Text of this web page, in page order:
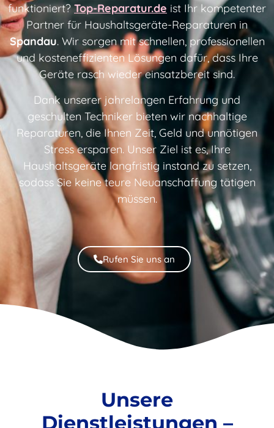
funktioniert?Top-Reparatur.de ist Ihr kompetenter
Partner für Haushaltsgeräte-Reparaturen in
Spandau. Wir sorgen mit schnellen, professionellen
und kosteneffizienten Lösungen dafür, dass Ihre
Geräte rasch wieder einsatzbereit sind.
Dank unserer jahrelangen Erfahrung und
geschulten Techniker bieten wir nachhaltige
Reparaturen, die Ihnen Zeit, Geld und unnötigen
Stress ersparen. Unser Ziel ist es, Ihre
Haushaltsgeräte langfristig instand zu setzen,
sodass Sie keine teure Neuanschaffung tätigen
müssen.
Rufen Sie uns an
Unsere
Dienstleistungen –